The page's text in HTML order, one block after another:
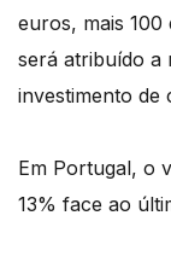
euros, mais
será atribuído a
investimento de
Em Portugal, o
13% face ao